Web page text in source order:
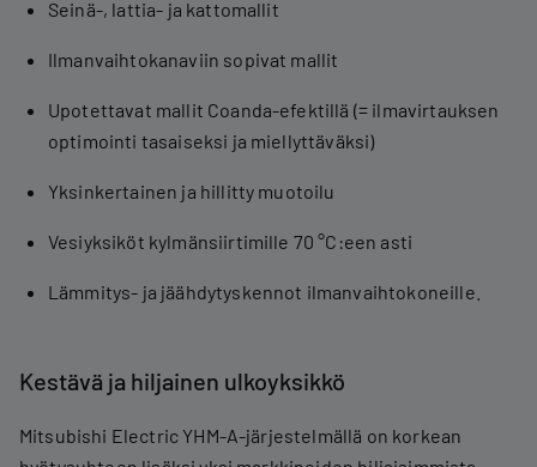
Seinä-, lattia- ja kattomallit
Ilmanvaihtokanaviin sopivat mallit
Upotettavat mallit Coanda-efektillä (= ilmavirtauksen
optimointi tasaiseksi ja miellyttäväksi)
Yksinkertainen ja hillitty muotoilu
Vesiyksiköt kylmänsiirtimille 70 °C:een asti
Lämmitys- ja jäähdytyskennot ilmanvaihtokoneille.
Kestävä ja hiljainen ulkoyksikkö
Mitsubishi Electric YHM-A-järjestelmällä on korkean